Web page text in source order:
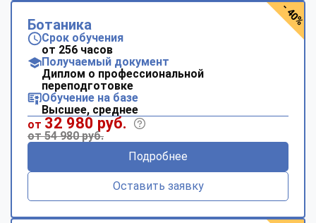
Ботаника
Срок обучения
от 256 часов
Получаемый документ
Диплом о профессиональной
переподготовке
Обучение на базе
Высшее, среднее
от 32 980 руб.
от 54 980 руб.
Подробнее
Оставить заявку
- 40%